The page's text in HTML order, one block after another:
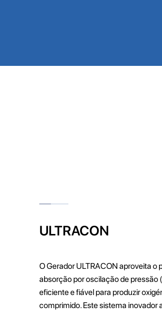
ULTRACON
O Gerador ULTRACON aproveita o
absorção por oscilação de pressão
eficiente e fiável para produzir
comprimido. Este sistema inovador